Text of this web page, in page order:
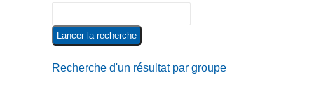
Recherche d'un résultat par groupe